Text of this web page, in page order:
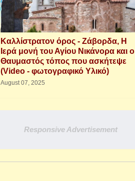
Καλλίστρατον όρος - Ζάβορδα, Η
Ιερά μονή του Αγίου Νικάνορα και ο
Θαυμαστός τόπος που ασκήτεψε
(Video - φωτογραφικό Υλικό)
August 07, 2025
Responsive Advertisement